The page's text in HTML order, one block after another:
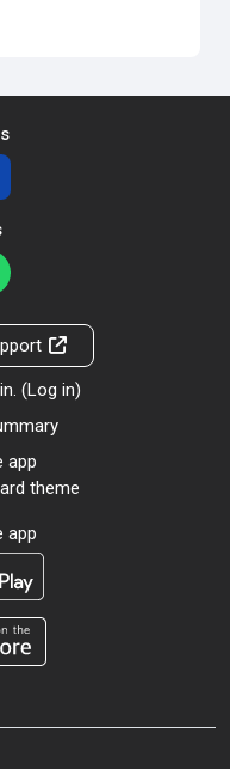
(Log in)
app
theme
app